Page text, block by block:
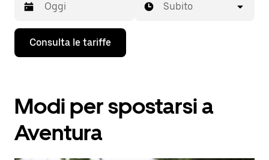
Utilizza
tasto
verso
il
per
Subito
Consulta le tariffe
Modi per spostarsi a
Aventura